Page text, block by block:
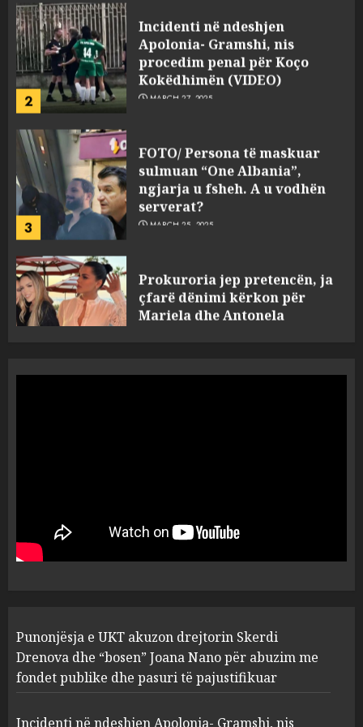
2
procedim penal për Koço
Kokëdhimën (VIDEO)
MARCH 27, 2025
3
ngjarja u fsheh. A u vodhën
serverat?
MARCH 25, 2025
4
Mariela dhe Antonela
Berishën
MARCH 25, 2025
1
“bosen” Joana Nano për
abuzim me fondet publike dhe
pasuri të pajustifikuar
2
Apolonia- Gramshi, nis
procedim penal për Koço
Kokëdhimën (VIDEO)
MARCH 27, 2025
Punonjësja e UKT akuzon drejtorin Skerdi
Drenova dhe “bosen” Joana Nano për abuzim me
fondet publike dhe pasuri të pajustifikuar
Incidenti në ndeshjen Apolonia- Gramshi, nis